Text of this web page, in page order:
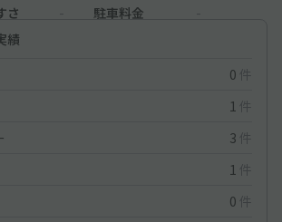
さ
駐車料金
績
0 件
1 件
3 件
1 件
0 件